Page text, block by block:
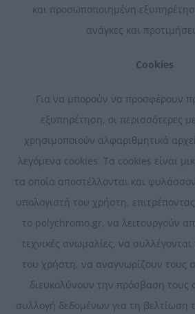
και προσωποποιημένη
ανάγκες και
Cookies
Για να μπορούν να προσφέρουν
εξυπηρέτηση, οι περισσότερες
χρησιμοποιούν αλφαριθμητικά
λεγόμενα cookies. Τα cookies είναι
τα οποία αποστέλλονται και
υπολογιστή του χρήστη,
το polychromo.gr, να λειτουργούν
τεχνικές ανωμαλίες, να
του χρήστη, να αναγνωρίζουν τους
διευκολύνουν την πρόσβαση τους
συλλογή δεδομένων για τη βελτίωση